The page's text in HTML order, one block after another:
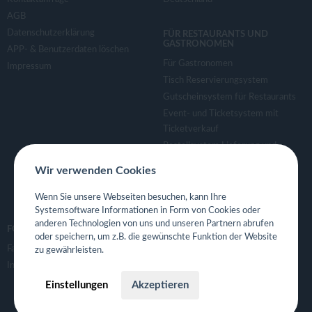
AGB
Datenschutzerklärung
APP- & Benutzerdaten löschen
Impressum
FÜR RESTAURANTS UND
GASTRONOMEN
Für Gastronomen
Tisch Reservierungsystem
Gutscheinsystem für Restaurants
Event- und Ticketsystem mit
Ticketverkauf
Bestellsystem Lieferung und
Eigene App für Restaurant
FOLGE UNS
Facebook
Instagram
Wir verwenden Cookies
Wenn Sie unsere Webseiten besuchen, kann Ihre
Systemsoftware Informationen in Form von Cookies oder
anderen Technologien von uns und unseren Partnern abrufen
oder speichern, um z.B. die gewünschte Funktion der Website
zu gewährleisten.
Einstellungen Akzeptieren
i
t